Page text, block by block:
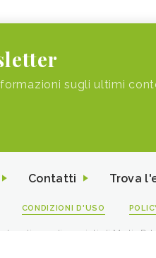
sugli ultimi
Contatti Trova
CONDIZIONI D'USO
sono di proprietà di Media